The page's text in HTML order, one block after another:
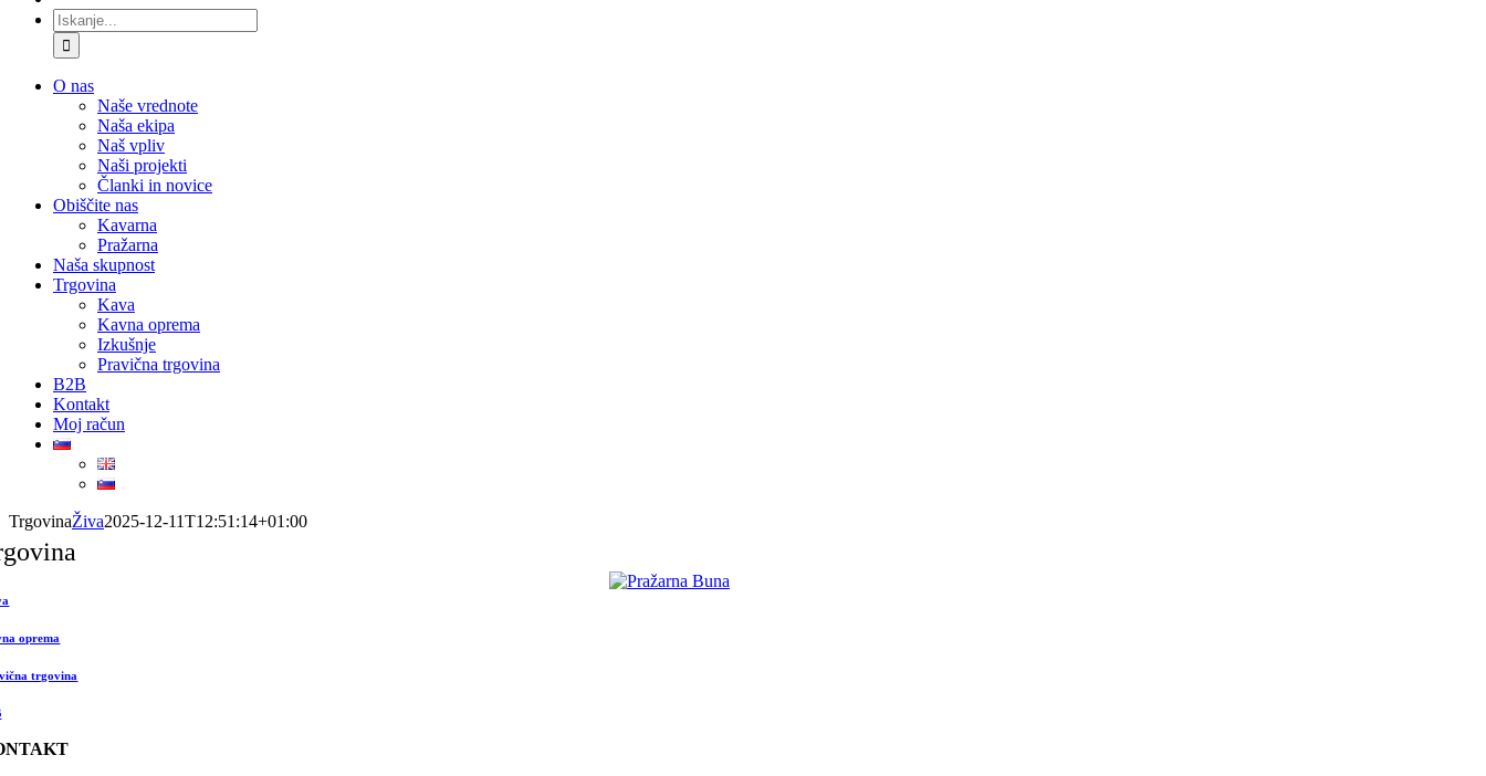
Iskanje:
O nas
Naše vrednote
Naša ekipa
Naš vpliv
Naši projekti
Članki in novice
Obiščite nas
Kavarna
Pražarna
Naša skupnost
Trgovina
Kava
Kavna oprema
Izkušnje
Pravična trgovina
B2B
Kontakt
Moj račun
TrgovinaŽiva2025-12-11T12:51:14+01:00
oprema
trgovina